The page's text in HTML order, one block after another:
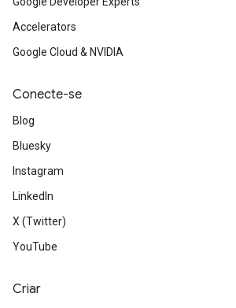
Accelerators
Google Cloud & NVIDIA
Conecte-se
Blog
Bluesky
Instagram
LinkedIn
X (Twitter)
YouTube
Criar